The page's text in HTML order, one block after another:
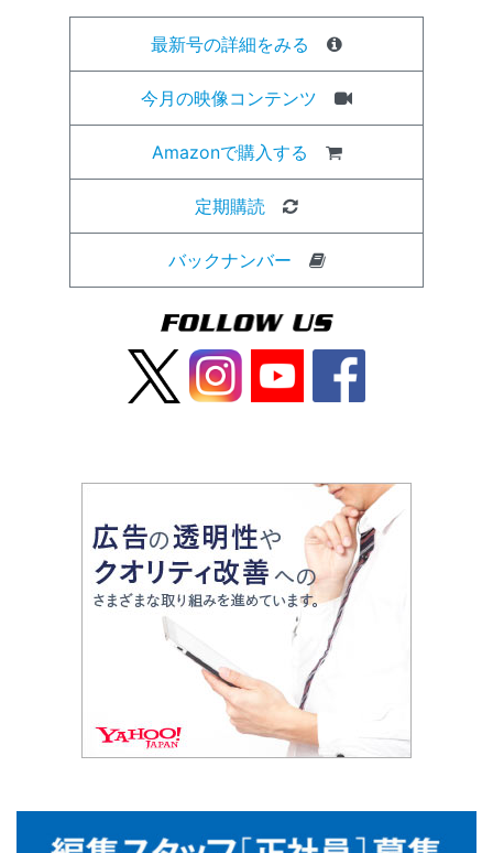
最新号の詳細をみる
今月の映像コンテンツ
Amazonで購入する
定期購読
バックナンバー